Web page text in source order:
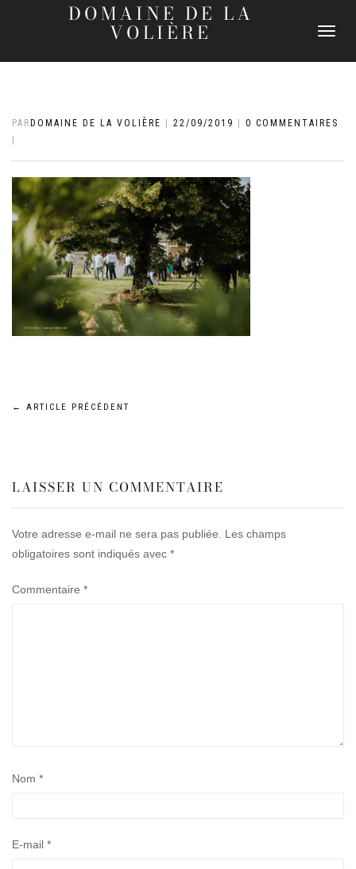
DOMAINE DE LA
VOLIÈRE
DÉPLIER
PAR DOMAINE DE LA VOLIÈRE 22/09/2019
0 COMMENTAIRES
Navigation
l’article
← ARTICLE PRÉCÉDENT
LAISSER UN COMMENTAIRE
Votre adresse e-mail ne sera pas publiée.
Les champs
obligatoires sont indiqués avec *
Commentaire *
Nom *
E-mail *